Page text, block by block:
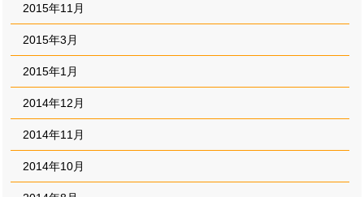
2015年11月
2015年3月
2015年1月
2014年12月
2014年11月
2014年10月